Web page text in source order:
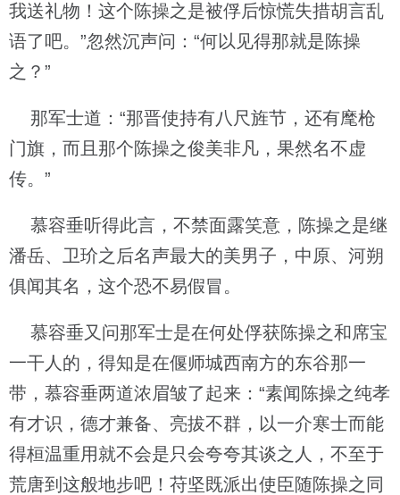
我送礼物！这个陈操之是被俘后惊慌失措胡言乱
语了吧。”忽然沉声问：“何以见得那就是陈操
之？”
那军士道：“那晋使持有八尺旌节，还有麾枪
门旗，而且那个陈操之俊美非凡，果然名不虚
传。”
慕容垂听得此言，不禁面露笑意，陈操之是继
潘岳、卫玠之后名声最大的美男子，中原、河朔
俱闻其名，这个恐不易假冒。
慕容垂又问那军士是在何处俘获陈操之和席宝
一干人的，得知是在偃师城西南方的东谷那一
带，慕容垂两道浓眉皱了起来：“素闻陈操之纯孝
有才识，德才兼备、亮拔不群，以一介寒士而能
得桓温重用就不会是只会夸夸其谈之人，不至于
荒唐到这般地步吧！苻坚既派出使臣随陈操之同